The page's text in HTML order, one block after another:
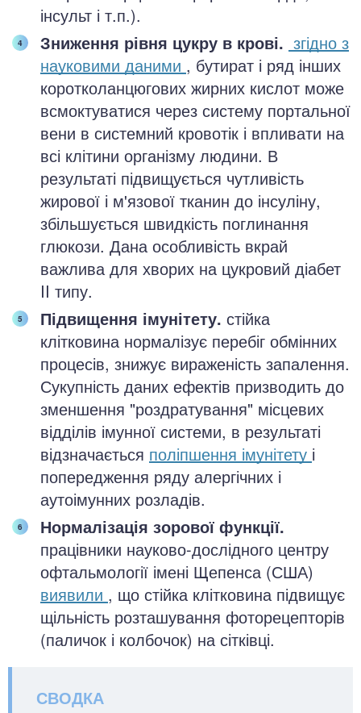
інсульт і т.п.).
Зниження рівня цукру в крові. згідно з
науковими даними , бутират і ряд інших
коротколанцюгових жирних кислот може
всмоктуватися через систему портальної
вени в системний кровотік і впливати на
всі клітини організму людини. В
результаті підвищується чутливість
жирової і м'язової тканин до інсуліну,
збільшується швидкість поглинання
глюкози. Дана особливість вкрай
важлива для хворих на цукровий діабет
II типу.
Підвищення імунітету. стійка
клітковина нормалізує перебіг обмінних
процесів, знижує вираженість запалення.
Сукупність даних ефектів призводить до
зменшення "роздратування" місцевих
відділів імунної системи, в результаті
відзначається поліпшення імунітету і
попередження ряду алергічних і
аутоімунних розладів.
Нормалізація зорової функції.
працівники науково-дослідного центру
офтальмології імені Щепенса (США)
виявили , що стійка клітковина підвищує
щільність розташування фоторецепторів
(паличок і колбочок) на сітківці.